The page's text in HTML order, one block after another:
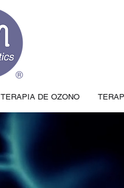
TERAPIA DE OZONO